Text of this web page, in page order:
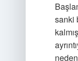
sanki